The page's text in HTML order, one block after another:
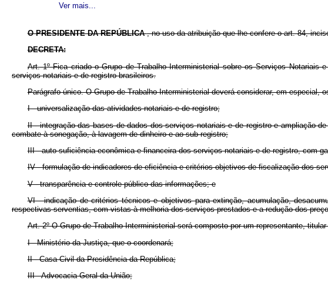
Ver mais...
O PRESIDENTE DA REPÚBLICA, no uso da atribuição que lhe confere o art. 84,
DECRETA:
Art. 1º Fica criado o Grupo de Trabalho Interministerial sobre os Serviços
serviços notariais e de registro brasileiros.
Parágrafo único. O Grupo de Trabalho Interministerial deverá considerar, em especial,
I - universalização das atividades notariais e de registro;
II - integração das bases de dados dos serviços notariais e de registro e ampliação
combate à sonegação, à lavagem de dinheiro e ao sub-registro;
III - auto-suficiência econômica e financeira dos serviços notariais e de registro, com
IV - formulação de indicadores de eficiência e critérios objetivos de fiscalização dos
V - transparência e controle público das informações; e
VI - indicação de critérios técnicos e objetivos para extinção, acumulação,
respectivas serventias, com vistas à melhoria dos serviços prestados e a redução dos
Art. 2º O Grupo de Trabalho Interministerial será composto por um representante,
I - Ministério da Justiça, que o coordenará;
II - Casa Civil da Presidência da República;
III - Advocacia-Geral da União;